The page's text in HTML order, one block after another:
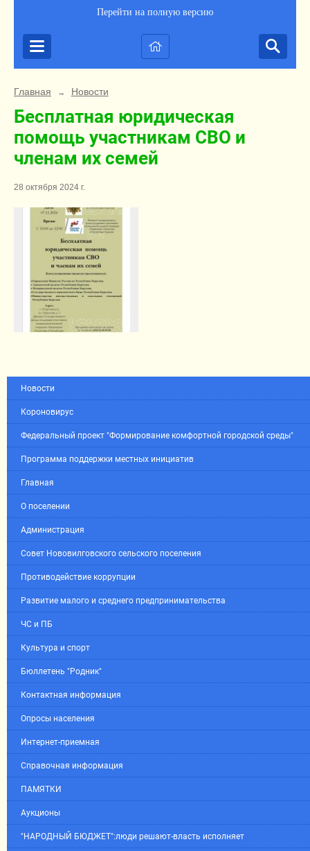
Перейти на полную версию
Главная → Новости
Бесплатная юридическая
помощь участникам СВО и
членам их семей
28 октября 2024 г.
Новости
Короновирус
Федеральный проект "Формирование комфортной городской среды"
Программа поддержки местных инициатив
Главная
О поселении
Администрация
Совет Нововилговского сельского поселения
Противодействие коррупции
Развитие малого и среднего предпринимательства
ЧС и ПБ
Культура и спорт
Бюллетень "Родник"
Контактная информация
Опросы населения
Интернет-приемная
Справочная информация
ПАМЯТКИ
Аукционы
"НАРОДНЫЙ БЮДЖЕТ":люди решают-власть исполняет